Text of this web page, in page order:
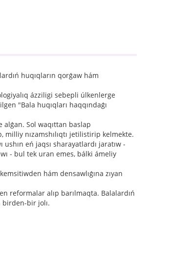
huqıqların qorǵaw hám
ázziligi sebepli úlkenlerge
"Bala huqıqları haqqındaǵı
alǵan. Sol waqıttan baslap
nızamshılıqtı jetilistirip kelmekte.
ushın eń jaqsı sharayatlardı jaratıw -
- bul tek uran emes, bálki ámeliy
hám densawlıǵına zıyan
reformalar alıp barılmaqta. Balalardıń
birden-bir jolı.